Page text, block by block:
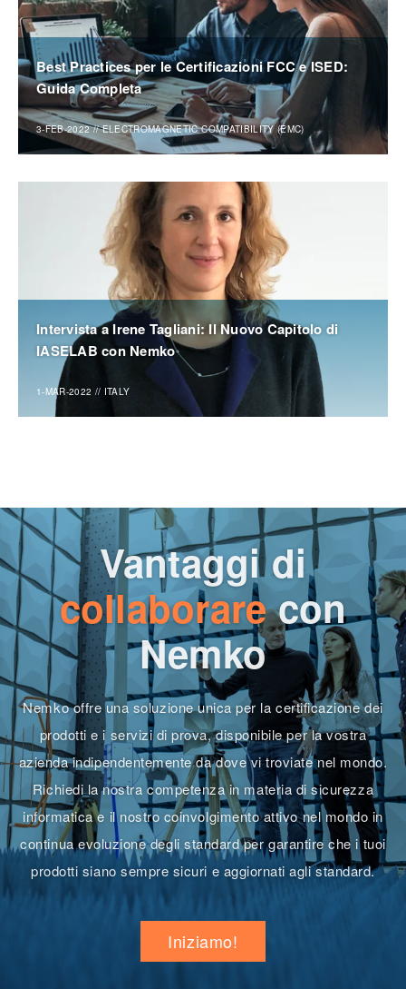
Best Practices per le Certificazioni FCC e ISED:
Guida Completa
3-FEB-2022 //ELECTROMAGNETIC COMPATIBILITY (EMC)
Intervista a Irene Tagliani: Il Nuovo Capitolo di
IASELAB con Nemko
1-MAR-2022 // ITALY
Vantaggi di
collaborarecon
Nemko
Nemko offre una soluzione unica per la certificazione dei
prodotti e i servizi di prova, disponibile per la vostra
azienda indipendentemente da dove vi troviate nel mondo.
Richiedi la nostra competenza in materia di sicurezza
informatica e il nostro coinvolgimento attivo nel mondo in
continua evoluzione degli standard per garantire che i tuoi
prodotti siano sempre sicuri e aggiornati agli standard.
Iniziamo!